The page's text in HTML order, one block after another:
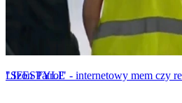
LIFESTYLE
"Szon Patrol" - internetowy mem czy